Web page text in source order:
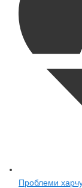
Проблеми